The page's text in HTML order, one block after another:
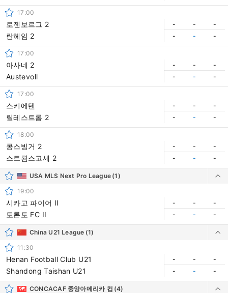
17:00
로젠보르그 2
란헤임 2
- -
-
-
- -
17:00
아사네 2
Austevoll
- -
-
-
- -
17:00
스키에텐
릴레스트롬 2
- -
-
-
- -
18:00
콩스빙거 2
스트룀스고세 2
- -
-
-
- -
USA MLS Next Pro League (1)
19:00
시카고 파이어 II
토론토 FC II
- -
-
-
- -
China U21 League (1)
11:30
Henan Football Club U21
Shandong Taishan U21
- -
-
-
- -
CONCACAF 중앙아메리카 컵 (4)